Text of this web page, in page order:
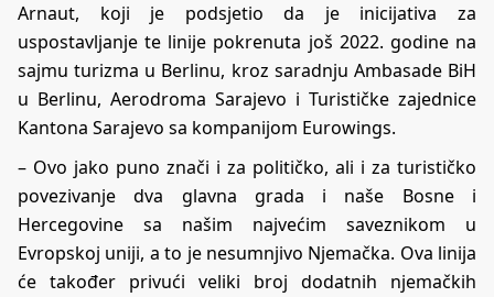
Arnaut, koji je podsjetio da je inicijativa za
uspostavljanje te linije pokrenuta još 2022. godine na
sajmu turizma u Berlinu, kroz saradnju Ambasade BiH
u Berlinu, Aerodroma Sarajevo i Turističke zajednice
Kantona Sarajevo sa kompanijom Eurowings.
– Ovo jako puno znači i za političko, ali i za turističko
povezivanje dva glavna grada i naše Bosne i
Hercegovine sa našim najvećim saveznikom u
Evropskoj uniji, a to je nesumnjivo Njemačka. Ova linija
će također privući veliki broj dodatnih njemačkih